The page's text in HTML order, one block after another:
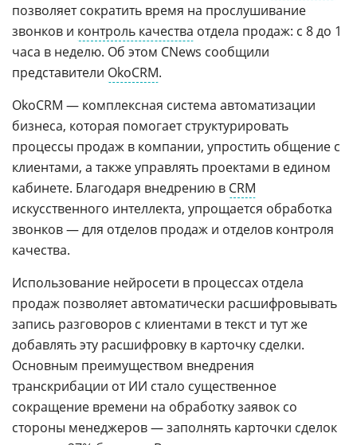
позволяет сократить время на прослушивание
звонков и контроль качества отдела продаж: с 8 до 1
часа в неделю. Об этом CNews сообщили
представители OkoCRM.
OkoCRM — комплексная система автоматизации
бизнеса, которая помогает структурировать
процессы продаж в компании, упростить общение с
клиентами, а также управлять проектами в едином
кабинете. Благодаря внедрению в CRM
искусственного интеллекта, упрощается обработка
звонков — для отделов продаж и отделов контроля
качества.
Использование нейросети в процессах отдела
продаж позволяет автоматически расшифровывать
запись разговоров с клиентами в текст и тут же
добавлять эту расшифровку в карточку сделки.
Основным преимуществом внедрения
транскрибации от ИИ стало существенное
сокращение времени на обработку заявок со
стороны менеджеров — заполнять карточки сделок